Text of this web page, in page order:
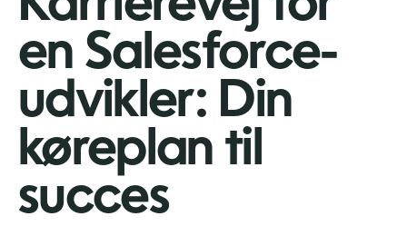
en Salesforce-
udvikler: Din
køreplan til
succes